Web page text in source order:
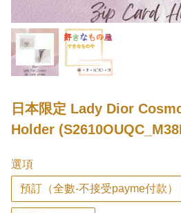
日本限定 Lady Dior
Holder
選項
預訂（全數-不接受payme付款）